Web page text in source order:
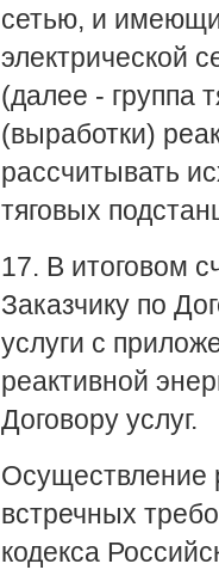
сетью, и
электрической
(далее - группа
(выработки)
рассчитывать
тяговых
17. В итоговом
Заказчику по
услуги с
реактивной
Договору услуг.
Осуществление
встречных
кодекса